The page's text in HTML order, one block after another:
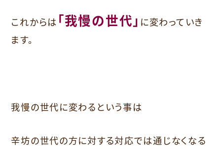
これからは 「我慢の世代」 に変わっていき
ます。
我慢の世代に変わるという事は
辛坊の世代の方に対する対応では通じなくなる